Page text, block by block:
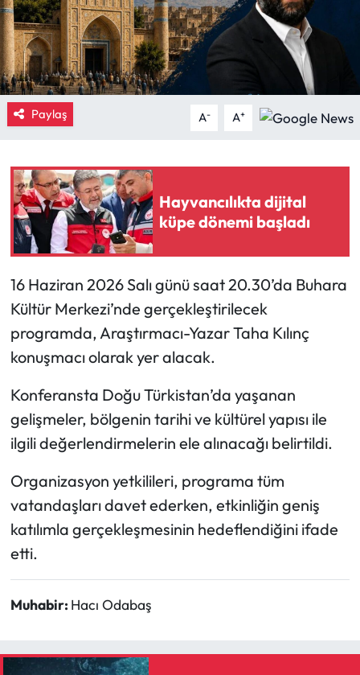
Paylaş A- A+
Hayvancılıkta dijital
küpe dönemi başladı
16 Haziran 2026 Salı günü saat 20.30’da Buhara
Kültür Merkezi’nde gerçekleştirilecek
programda, Araştırmacı-Yazar Taha Kılınç
konuşmacı olarak yer alacak.
Konferansta Doğu Türkistan’da yaşanan
gelişmeler, bölgenin tarihi ve kültürel yapısı ile
ilgili değerlendirmelerin ele alınacağı belirtildi.
Organizasyon yetkilileri, programa tüm
vatandaşları davet ederken, etkinliğin geniş
katılımla gerçekleşmesinin hedeflendiğini ifade
etti.
Muhabir: Hacı Odabaş
Ekonomi
Güncel
İskilip Haberleri
Kimdir?
Kültür Sanat
Laçin Haberleri
Magazin
Mecitözü Haberleri
Ortaköy Haberleri
Otomotiv
Siyaset